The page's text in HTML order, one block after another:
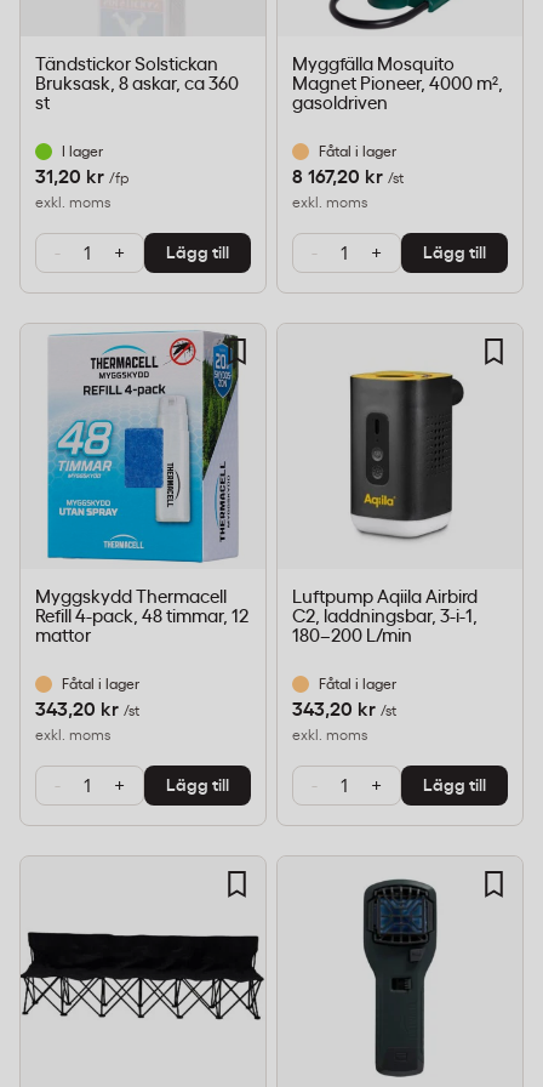
Tändstickor Solstickan
Bruksask, 8 askar, ca 360
st
I lager
31,20 kr /fp
exkl. moms
- + Lägg till
Myggfälla Mosquito
Magnet Pioneer, 4000 m²,
gasoldriven
Fåtal i lager
8 167,20 kr /st
exkl. moms
- + Lägg till
Myggskydd Thermacell
Refill 4-pack, 48 timmar, 12
mattor
Fåtal i lager
343,20 kr /st
exkl. moms
- + Lägg till
Luftpump Aqiila Airbird
C2, laddningsbar, 3-i-1,
180–200 L/min
Fåtal i lager
343,20 kr /st
exkl. moms
- + Lägg till